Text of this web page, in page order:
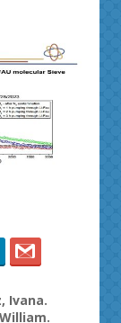
Ivana.